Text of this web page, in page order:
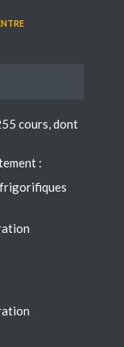
cours, dont
: